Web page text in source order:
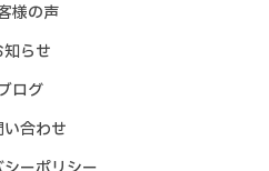
様の声
知らせ
ログ
い合わせ